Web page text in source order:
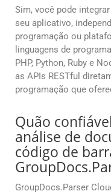
Sim, você pode
seu aplicativo,
programação ou
linguagens de
PHP, Python, Ruby e
as APIs RESTful
programação que
Quão
análise de
código de
GroupDocs.Parser